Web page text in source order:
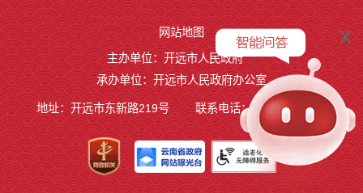
开远市退役军人事务局
开远市融媒体中心
开远市城市政府专职消防队
行政事业性收费
公务员管理
网站地图
主办单位：开远市人民政府
承办单位：开远市人民政府办公室
地址：开远市东新路219号 联系电话：0873-7236877
x